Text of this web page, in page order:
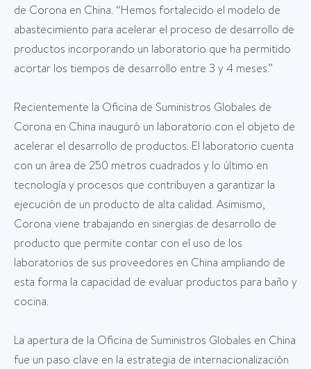
de Corona en China. “Hemos fortalecido el modelo de
abastecimiento para acelerar el proceso de desarrollo de
productos incorporando un laboratorio que ha permitido
acortar los tiempos de desarrollo entre 3 y 4 meses.”
Recientemente la Oficina de Suministros Globales de
Corona en China inauguró un laboratorio con el objeto de
acelerar el desarrollo de productos. El laboratorio cuenta
con un área de 250 metros cuadrados y lo último en
tecnología y procesos que contribuyen a garantizar la
ejecución de un producto de alta calidad. Asimismo,
Corona viene trabajando en sinergias de desarrollo de
producto que permite contar con el uso de los
laboratorios de sus proveedores en China ampliando de
esta forma la capacidad de evaluar productos para baño y
cocina.
La apertura de la Oficina de Suministros Globales en China
fue un paso clave en la estrategia de internacionalización